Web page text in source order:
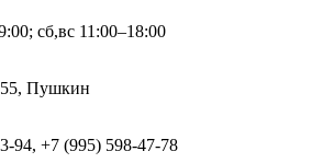
сб,вс 11:00–18:00
55, Пушкин
94, +7 (995) 598-47-78